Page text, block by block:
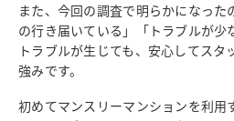
また、今回の調査で明らかになっ
の行き届いている」「トラブルが少
トラブルが生じても、安心してス
強みです。
初めてマンスリーマンションを利用